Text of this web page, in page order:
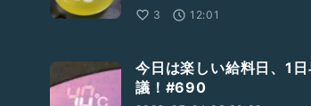
3
12:01
今日は楽しい給料日、1
議！#690